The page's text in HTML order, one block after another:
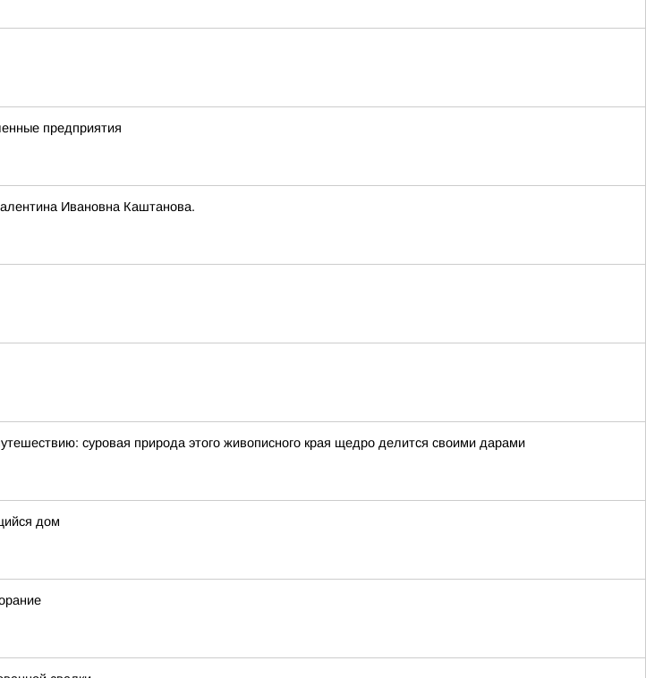
предприятия
Ивановна Каштанова.
суровая природа этого живописного края щедро делится своими дарами
дом